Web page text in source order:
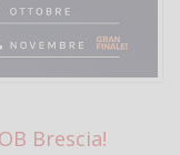
Brescia!